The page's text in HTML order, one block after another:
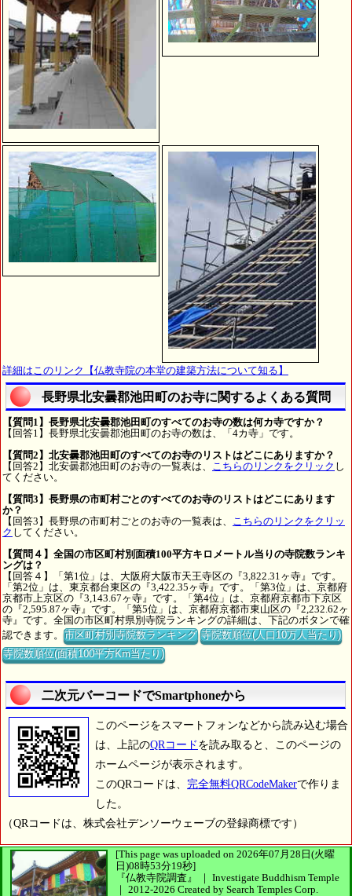
詳細はこのリンク【仏教寺院の本堂の建築方法について知る】
長野県北安曇郡池田町のお寺に関するよくある質問
【質問1】長野県北安曇郡池田町のすべてのお寺の数は何カ寺ですか？
【回答1】長野県北安曇郡池田町のお寺の数は、「4カ寺」です。
【質問2】北安曇郡池田町のすべてのお寺のリストはどこにありますか？
【回答2】北安曇郡池田町のお寺の一覧表は、
こちらのリンクをクリック し
てください。
【質問3】長野県の市町村ごとのすべてのお寺のリストはどこにあります
か？
【回答3】長野県の市町村ごとのお寺の一覧表は、
こちらのリンクをクリッ
ク してください。
【質問４】全国の市区町村別面積100平方キロメートル当りの寺院数ランキ
ングは？
【回答４】「第1位」は、大阪府大阪市天王寺区の『3,822.31ヶ寺』です。
「第2位」は、東京都台東区の『3,422.35ヶ寺』です。「第3位」は、京都府
京都市上京区の『3,143.67ヶ寺』です。「第4位」は、京都府京都市下京区
の『2,595.87ヶ寺』です。「第5位」は、京都府京都市東山区の『2,232.62ヶ
寺』です。全国の市区町村県別寺院ランキングの詳細は、下記のボタンで確
認できます。市区町村別寺院数ランキング 寺院数順位(人口10万人当たり)
寺院数順位(面積100平方Km当たり)
二次元バーコードでSmartphoneから
このページをスマートフォンなどから読み込む場合
は、上記のQRコード を読み取ると、このページの
ホームページが表示されます。
このQRコードは、 完全無料QRCodeMakerで作りま
した。
（QRコードは、株式会社デンソーウェーブの登録商標です）
[This page was uploaded on 2026年07月28日(火曜
日)08時53分19秒]
『仏教寺院調査』 ｜ Investigate Buddhism Temple
｜ 2012-2026 Created by Search Temples Corp.